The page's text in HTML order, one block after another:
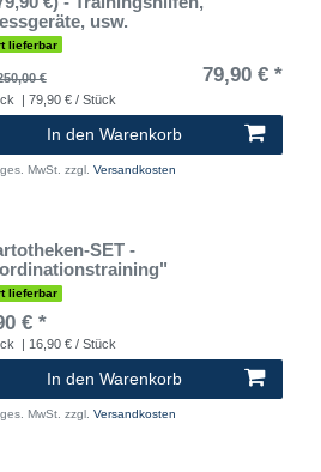
usw.
lieferbar
€ 79,90 € *
| 79,90 € / Stück
In den Warenkorb
MwSt. zzgl. Versandkosten
SET -
lieferbar
€ *
| 16,90 € / Stück
In den Warenkorb
MwSt. zzgl. Versandkosten